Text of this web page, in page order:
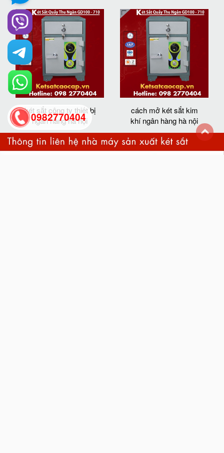
két sắt công ty thiết bị
ngân hàng hà nội
cách mở két sắt kim
khí ngân hàng hà nội
0982770404
back